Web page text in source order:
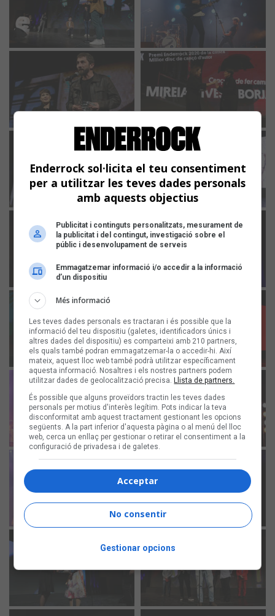
Enderrock sol·licita el teu consentiment
per a utilitzar les teves dades personals
amb aquests objectius
Publicitat i continguts personalitzats, mesurament de
la publicitat i del contingut, investigació sobre el
públic i desenvolupament de serveis
Emmagatzemar informació i/o accedir a la informació
d’un dispositiu
Més informació
Les teves dades personals es tractaran i és possible que la
informació del teu dispositiu (galetes, identificadors únics i
altres dades del dispositiu) es comparteixi amb 210 partners,
els quals també podran emmagatzemar-la o accedir-hi. Així
mateix, aquest lloc web també podrà utilitzar específicament
aquesta informació. Nosaltres i els nostres partners podem
utilitzar dades de geolocalització precisa. Llista de partners.
És possible que alguns proveïdors tractin les teves dades
personals per motius d'interès legítim. Pots indicar la teva
disconformitat amb aquest tractament gestionant les opcions
següents. A la part inferior d'aquesta pàgina o al menú del lloc
web, cerca un enllaç per gestionar o retirar el consentiment a la
configuració de privadesa i de galetes.
Acceptar
No consentir
Gestionar opcions